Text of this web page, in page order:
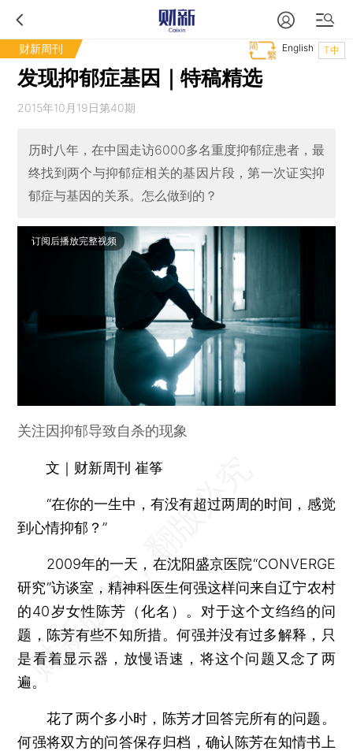
财新周刊 T中
English
发现抑郁症基因｜特稿精选
2015年10月19日第40期
历时八年，在中国走访6000多名重度抑郁症患者，最
终找到两个与抑郁症相关的基因片段，第一次证实抑
郁症与基因的关系。怎么做到的？
订阅后播放完整视频
关注因抑郁导致自杀的现象
文｜财新周刊 崔筝
“在你的一生中，有没有超过两周的时间，感觉
到心情抑郁？”
2009年的一天，在沈阳盛京医院“CONVERGE
研究”访谈室，精神科医生何强这样问来自辽宁农村
的40岁女性陈芳（化名）。对于这个文绉绉的问
题，陈芳有些不知所措。何强并没有过多解释，只
是看着显示器，放慢语速，将这个问题又念了两
遍。
花了两个多小时，陈芳才回答完所有的问题。
何强将双方的问答保存归档，确认陈芳在知情书上